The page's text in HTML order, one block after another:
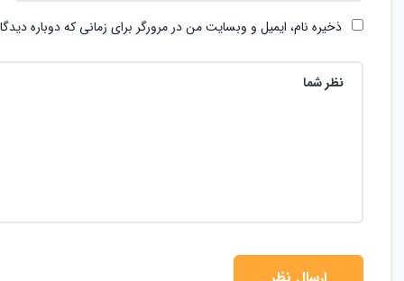
ذخیره نام، ایمیل و وبسایت من در مرورگر برای زمانی که دوباره